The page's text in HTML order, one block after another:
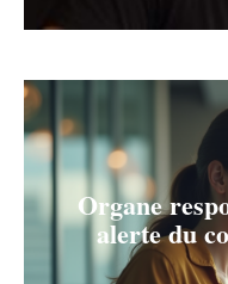
Organe
alerte du